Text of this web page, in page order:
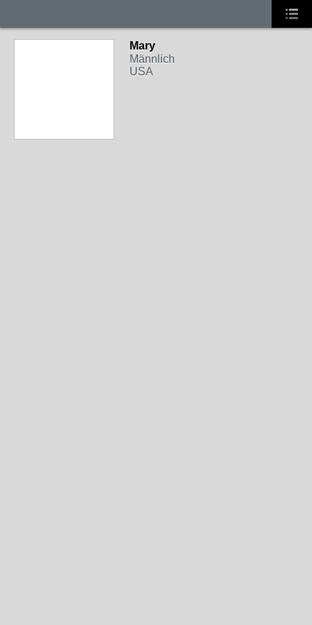
Mary
Männlich
USA